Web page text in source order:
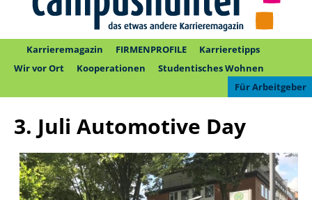
Karrieremagazin FIRMENPROFILE
Karrieretipps
Wir vor Ort
Kooperationen
Studentisches Wohnen
Für Arbeitgeber
3. Juli Automotive Day